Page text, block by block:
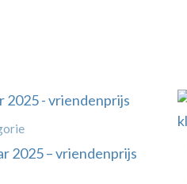
2025 – vriendenprijs